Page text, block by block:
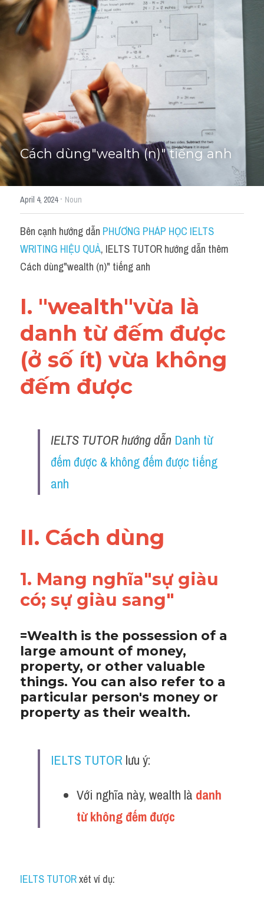
Cách diễn đạt
IELTS Videos - Ebook
Điểm báo
Adj
Idiom
Khác
Từ vựng theo topic
Từ vựng theo Topic
Vocabulary - Grammar
Grammar
Cách paraphrase
Part 2
Noun
Giải đề THPT
Report đề thi thật IELTS GENERAL
Adv
Từ vựng theo tiền tố
Ngân hàng đề thi máy
Phân biệt từ
Report đề thi thật IELTS
IELTS Advice
HỌC THỬ →
Cách dùng"wealth (n)" tiếng anh
April 4, 2024· Noun
Bên cạnh hướng dẫn PHƯƠNG PHÁP HỌC IELTS
WRITING HIỆU QUẢ, IELTS TUTOR hướng dẫn thêm
Cách dùng"wealth (n)" tiếng anh
I. "wealth"vừa là
danh từ đếm được
(ở số ít) vừa không
đếm được
IELTS TUTOR hướng dẫn Danh từ
đếm được & không đếm được tiếng
anh
II. Cách dùng
1. Mang nghĩa"sự giàu
có; sự giàu sang"
=Wealth is the possession of a
large amount of money,
property, or other valuable
things. You can also refer to a
particular person's money or
property as their wealth.
IELTS TUTOR lưu ý:
Với nghĩa này, wealth là danh
từ không đếm được
IELTS TUTOR xét ví dụ: